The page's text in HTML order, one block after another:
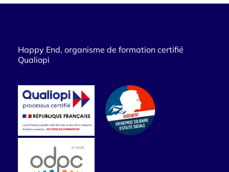
Happy End, organisme de formation certifié
Qualiopi